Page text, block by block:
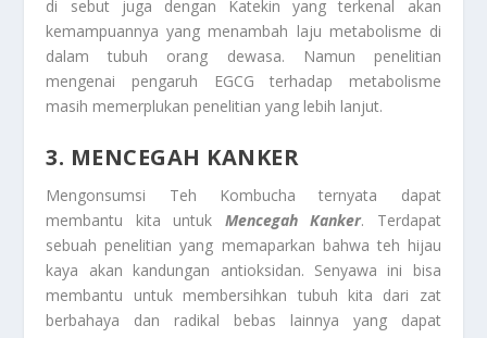
di sebut juga dengan Katekin yang terkenal akan
kemampuannya yang menambah laju metabolisme di
dalam tubuh orang dewasa. Namun penelitian
mengenai pengaruh EGCG terhadap metabolisme
masih memerplukan penelitian yang lebih lanjut.
3. MENCEGAH KANKER
Mengonsumsi Teh Kombucha ternyata dapat
membantu kita untuk Mencegah Kanker. Terdapat
sebuah penelitian yang memaparkan bahwa teh hijau
kaya akan kandungan antioksidan. Senyawa ini bisa
membantu untuk membersihkan tubuh kita dari zat
berbahaya dan radikal bebas lainnya yang dapat